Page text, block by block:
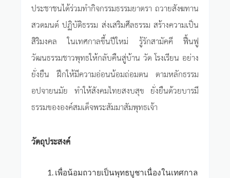
ประชาชนได้ร่วมทำกิจกรรมธรรมยาตรา ถวายสังฆทาน
สวดมนต์ ปฏิบัติธรรม ส่งเสริมศีลธรรม สร้างความเป็น
สิริมงคล ในเทศกาลขึ้นปีใหม่ รู้รักสามัคคี ฟื้นฟู
วัฒนธรรมชาวพุทธให้กลับคืนสู่บ้าน วัด โรงเรียน อย่าง
ยั่งยืน ฝึกให้มีความอ่อนน้อมถ่อมตน ตามหลักธรรม
อปจายนมัย ทำให้สังคมไทยสงบสุข ยั่งยืนด้วยบารมี
ธรรมขององค์สมเด็จพระสัมมาสัมพุทธเจ้า
วัตถุประสงค์
เพื่อน้อมถวายเป็นพุทธบูชาเนื่องในเทศกาล